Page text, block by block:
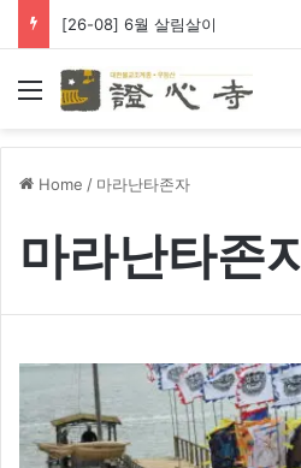
[26-08] 6월 살림살이
Menu
Home / 마라난타존자
마라난타존